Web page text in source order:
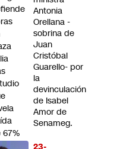
Antonia
Orellana -
sobrina de
Juan
Cristóbal
Guarello- por
la
devinculación
de Isabel
Amor de
Senameg.
67%